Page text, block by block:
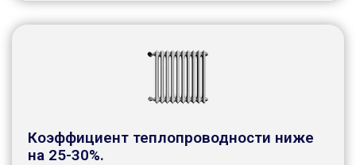
Коэффициент теплопроводности ниже
на 25-30%.